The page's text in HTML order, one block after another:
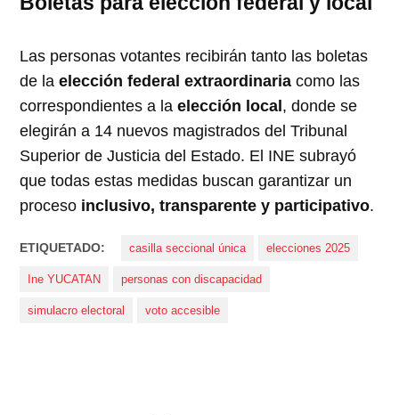
Las personas votantes recibirán tanto las boletas
de laelección federal extraordinaria como las
correspondientes a laelección local, donde se
elegirán a 14 nuevos magistrados del Tribunal
Superior de Justicia del Estado. El INE subrayó
que todas estas medidas buscan garantizar un
proceso inclusivo, transparente y participativo.
ETIQUETADO: casilla seccional única elecciones 2025
Ine YUCATAN personas con discapacidad
simulacro electoral voto accesible